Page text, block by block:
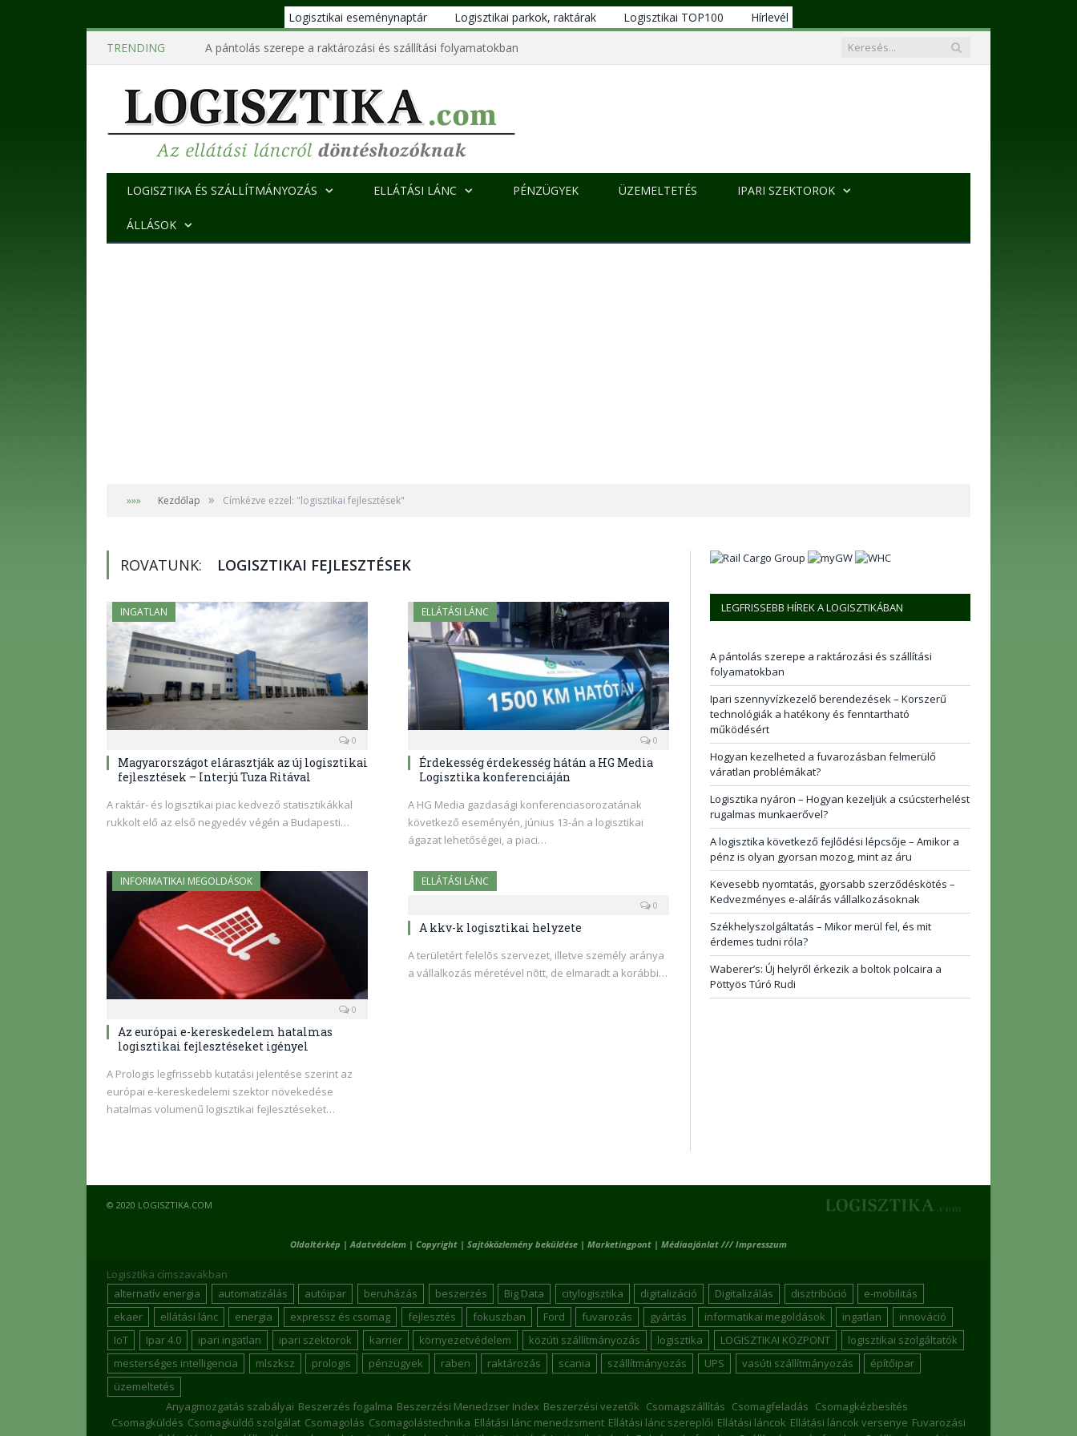
Logisztikai eseménynaptár Logisztikai parkok, raktárak Logisztikai TOP100
Hírlevél
TRENDING
A pántolás szerepe a raktározási és szállítási folyamatokban
LOGISZTIKA ÉS SZÁLLÍTMÁNYOZÁS ELLÁTÁSI LÁNC PÉNZÜGYEK ÜZEMELTETÉS IPARI SZEKTOROK
ÁLLÁSOK
»»» Kezdőlap » Címkézve ezzel: "logisztikai fejlesztések"
ROVATUNK: LOGISZTIKAI FEJLESZTÉSEK
INGATLAN
0
Magyarországot elárasztják az új logisztikai
fejlesztések – Interjú Tuza Ritával
A raktár- és logisztikai piac kedvező statisztikákkal
rukkolt elő az első negyedév végén a Budapesti…
ELLÁTÁSI LÁNC
0
Érdekesség érdekesség hátán a HG Media
Logisztika konferenciáján
A HG Media gazdasági konferenciasorozatának
következő eseményén, június 13-án a logisztikai
ágazat lehetőségei, a piaci…
INFORMATIKAI MEGOLDÁSOK
0
Az európai e-kereskedelem hatalmas
logisztikai fejlesztéseket igényel
A Prologis legfrissebb kutatási jelentése szerint az
európai e-kereskedelemi szektor növekedése
hatalmas volumenű logisztikai fejlesztéseket…
ELLÁTÁSI LÁNC
0
A kkv-k logisztikai helyzete
A területért felelõs szervezet, illetve személy aránya
a vállalkozás méretével nõtt, de elmaradt a korábbi…
LEGFRISSEBB HÍREK A LOGISZTIKÁBAN
A pántolás szerepe a raktározási és szállítási
folyamatokban
Ipari szennyvízkezelő berendezések – Korszerű
technológiák a hatékony és fenntartható
működésért
Hogyan kezelheted a fuvarozásban felmerülő
váratlan problémákat?
Logisztika nyáron – Hogyan kezeljük a csúcsterhelést
rugalmas munkaerővel?
A logisztika következő fejlődési lépcsője – Amikor a
pénz is olyan gyorsan mozog, mint az áru
Kevesebb nyomtatás, gyorsabb szerződéskötés –
Kedvezményes e-aláírás vállalkozásoknak
Székhelyszolgáltatás – Mikor merül fel, és mit
érdemes tudni róla?
Waberer’s: Új helyről érkezik a boltok polcaira a
Pöttyös Túró Rudi
© 2020 LOGISZTIKA.COM
Oldaltérkép | Adatvédelem | Copyright | Sajtóközlemény beküldése | Marketingpont | Médiaajánlat /// Impresszum
Logisztika címszavakban
alternatív energia
automatizálás autóipar beruházás beszerzés Big Data citylogisztika digitalizáció Digitalizálás disztribúció
e-mobilitás
ekaer
ellátási lánc energia expressz és csomag fejlesztés fokuszban Ford fuvarozás gyártás informatikai megoldások ingatlan
innováció
IoT
Ipar 4.0 ipari ingatlan ipari szektorok karrier környezetvédelem közúti szállítmányozás logisztika LOGISZTIKAI KÖZPONT
logisztikai szolgáltatók
mesterséges intelligencia
mlszksz prologis pénzügyek raben raktározás scania szállítmányozás UPS vasúti szállítmányozás
építőipar
üzemeltetés
Anyagmozgatás szabályai Beszerzés fogalma Beszerzési Menedzser Index Beszerzési vezetők Csomagszállítás Csomagfeladás Csomagkézbesítés
Csomagküldés Csomagküldő szolgálat Csomagolás Csomagolástechnika Ellátási lánc menedzsment Ellátási lánc szereplői Ellátási láncok Ellátási láncok versenye Fuvarozási